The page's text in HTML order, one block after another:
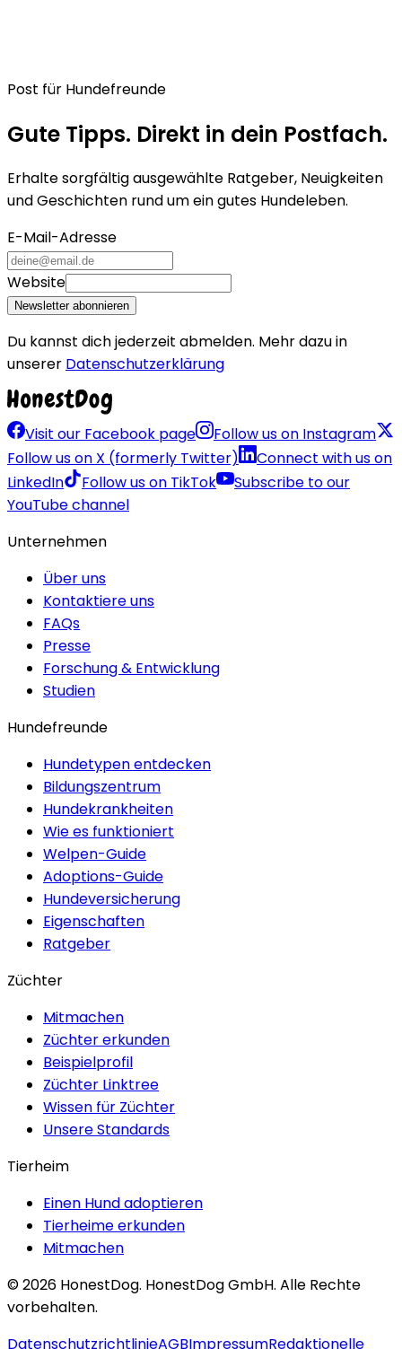
Post für Hundefreunde
Gute Tipps. Direkt in dein Postfach.
Erhalte sorgfältig ausgewählte Ratgeber, Neuigkeiten
und Geschichten rund um ein gutes Hundeleben.
E-Mail-Adresse
Website
Newsletter abonnieren
Du kannst dich jederzeit abmelden. Mehr dazu in
unserer Datenschutzerklärung
Visit our Facebook page
Follow us on Instagram
Follow us on X (formerly Twitter)
Connect with us on
LinkedIn
Follow us on TikTok
Subscribe to our
YouTube channel
Unternehmen
Über uns
Kontaktiere uns
FAQs
Presse
Forschung & Entwicklung
Studien
Hundefreunde
Hundetypen entdecken
Bildungszentrum
Hundekrankheiten
Wie es funktioniert
Welpen-Guide
Adoptions-Guide
Hundeversicherung
Eigenschaften
Ratgeber
Züchter
Mitmachen
Züchter erkunden
Beispielprofil
Züchter Linktree
Wissen für Züchter
Unsere Standards
Tierheim
Einen Hund adoptieren
Tierheime erkunden
Mitmachen
©2026 HonestDog. HonestDog GmbH. Alle Rechte
vorbehalten.
DatenschutzrichtlinieAGBImpressumRedaktionelle